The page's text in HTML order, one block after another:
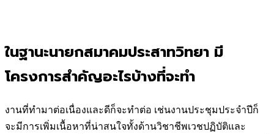
ในฐานะนายกสมาคมประสาทวิทยา มี
โครงการสำคัญอะไรบ้างที่จะทำ
งานที่ทำมาต่อเนื่องและดีก็จะทำต่อ เช่นงานประชุมประจำปีก็
จะมีการเพิ่มเนื้อหาที่น่าสนใจทั้งด้านวิชาชีพเวชปฏิบัติและ